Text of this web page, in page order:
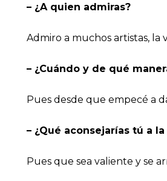
– ¿A quien admiras?
Admiro a muchos artistas, la
– ¿Cuándo y de qué
Pues desde que empecé a
– ¿Qué aconsejarías tú a
Pues que sea valiente y se